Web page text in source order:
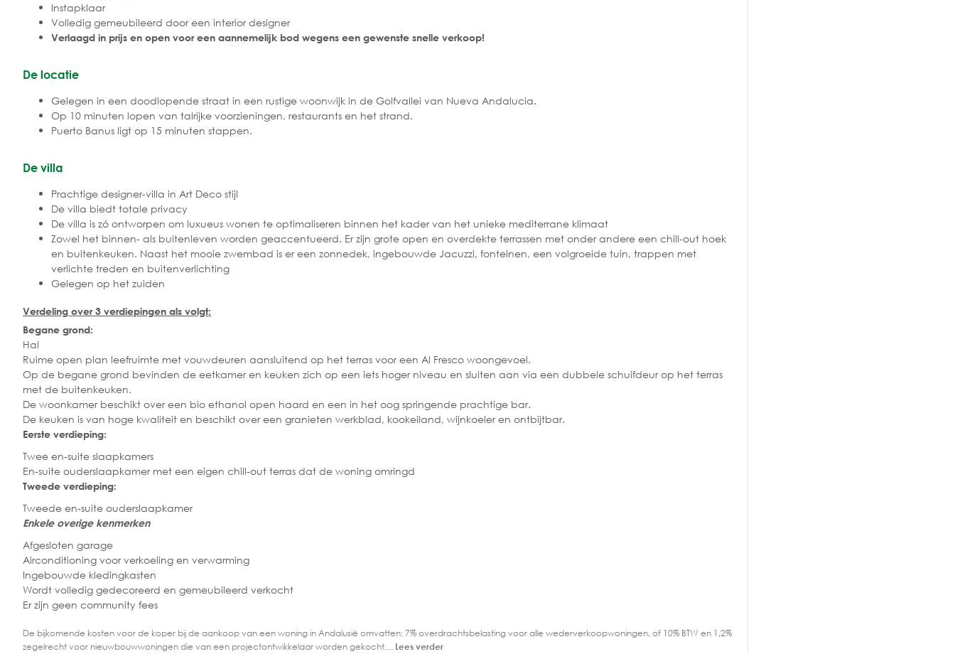
Instapklaar
Volledig gemeubileerd door een interior designer
Verlaagd in prijs en open voor een aannemelijk bod wegens een gewenste snelle verkoop!
De locatie
Gelegen in een doodlopende straat in een rustige woonwijk in de Golfvallei van Nueva Andalucia.
Op 10 minuten lopen van talrijke voorzieningen, restaurants en het strand.
Puerto Banus ligt op 15 minuten stappen.
De villa
Prachtige designer-villa in Art Deco stijl
De villa biedt totale privacy
De villa is zó ontworpen om luxueus wonen te optimaliseren binnen het kader van het unieke mediterrane klimaat
Zowel het binnen- als buitenleven worden geaccentueerd. Er zijn grote open en overdekte terrassen met onder andere een chill-out hoek
en buitenkeuken. Naast het mooie zwembad is er een zonnedek, ingebouwde Jacuzzi, fonteinen, een volgroeide tuin, trappen met
verlichte treden en buitenverlichting
Gelegen op het zuiden
Verdeling over 3 verdiepingen als volgt:
Begane grond:
Hal
Ruime open plan leefruimte met vouwdeuren aansluitend op het terras voor een Al Fresco woongevoel.
Op de begane grond bevinden de eetkamer en keuken zich op een iets hoger niveau en sluiten aan via een dubbele schuifdeur op het terras
met de buitenkeuken.
De woonkamer beschikt over een bio ethanol open haard en een in het oog springende prachtige bar.
De keuken is van hoge kwaliteit en beschikt over een granieten werkblad, kookeiland, wijnkoeler en ontbijtbar.
Eerste verdieping:
Twee en-suite slaapkamers
En-suite ouderslaapkamer met een eigen chill-out terras dat de woning omringd
Tweede verdieping:
Tweede en-suite ouderslaapkamer
Enkele overige kenmerken
Afgesloten garage
Airconditioning voor verkoeling en verwarming
Ingebouwde kledingkasten
Wordt volledig gedecoreerd en gemeubileerd verkocht
Er zijn geen community fees
De bijkomende kosten voor de koper bij de aankoop van een woning in Andalusië omvatten: 7% overdrachtsbelasting voor alle wederverkoopwoningen, of 10% BTW en 1,2%
zegelrecht voor nieuwbouwwoningen die van een projectontwikkelaar worden gekocht.... Lees verder